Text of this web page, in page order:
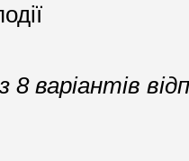
варіантів